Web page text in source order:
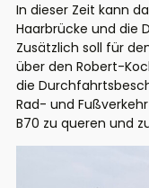
In dieser Zeit kann
Haarbrücke und die
Zusätzlich soll für
über den Robert-
die
Rad- und
B70 zu queren und